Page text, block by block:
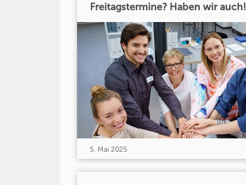
Freitagstermine? Haben wir auch!
5. Mai 2025